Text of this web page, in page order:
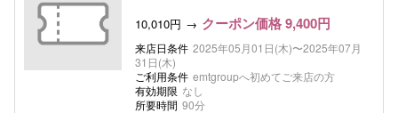
10,010円 クーポン価格 9,400円
来店日条件 2025年05月01日(木)〜2025年07月
31日(木)
ご利用条件 emtgroupへ初めてご来店の方
有効期限 なし
所要時間 90分